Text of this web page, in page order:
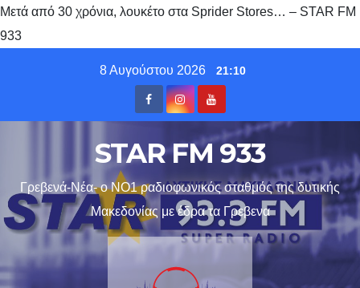
Μετά από 30 χρόνια, λoυκέτο στα Sprider Stores… – STAR FM
933
8 Αυγούστου 2026 21:10
STAR FM 933
Γρεβενά-Νέα- ο ΝΟ1 ραδιοφωνικός σταθμός της δυτικής
Μακεδονίας με έδρα τα Γρεβενα